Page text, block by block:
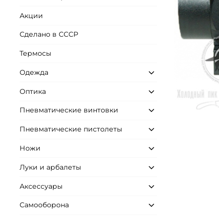
Акции
Сделано в СССР
Термосы
Одежда
Оптика
Пневматические винтовки
Пневматические пистолеты
Ножи
Луки и арбалеты
Аксессуары
Самооборона